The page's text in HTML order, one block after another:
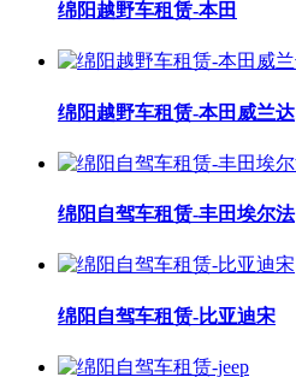
绵阳越野车租赁-本田
绵阳越野车租赁-本田威兰达
绵阳自驾车租赁-丰田埃尔法
绵阳自驾车租赁-比亚迪宋